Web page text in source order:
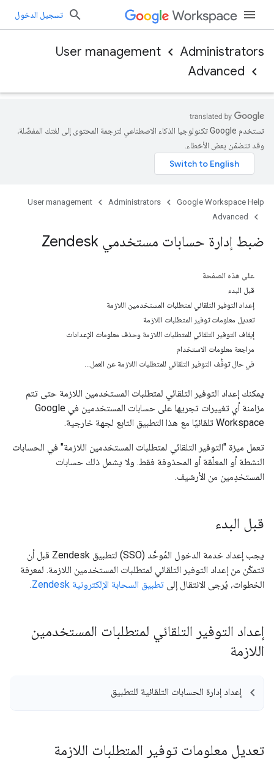
تسجيل الدخول
Administrators
User management
Advanced
تستخدم Google تكنولوجيا الذكاء الاصطناعي لترجمة المحتوى إلى لغتك المفضّلة،
وقد تتضمّن بعض الأخطاء.
Google Workspace Help
Administrators
User management
Advanced
ضبط إدارة حسابات مستخدمي Zendesk
على هذه الصفحة
قبل البدء
إعداد التوفير التلقائي لمتطلبات المستخدمين اللازمة
تعديل معلومات توفير المتطلبات اللازمة
إيقاف التوفير التلقائي للمتطلبات اللازمة وحذف معلومات الإعدادات
مراجعة معلومات الاستخدام
في حال توقُّف التوفير التلقائي للمتطلبات اللازمة عن العمل...
يمكنك إعداد التوفير التلقائي لمتطلبات المستخدمين اللازمة حتى تتم
مزامنة أي تغييرات تجريها على حسابات المستخدمين في Google
Workspace تلقائيًا مع هذا التطبيق التابع لجهة خارجية.
تعمل ميزة "التوفير التلقائي لمتطلبات المستخدمين اللازمة" في الحسابات
النشطة أو المعلّقة أو المحذوفة فقط. ولا يشمل ذلك حسابات
المستخدِمين من الأرشيف.
قبل البدء
يجب إعداد خدمة الدخول المُوحَّد (SSO) لتطبيق Zendesk قبل أن
تتمكّن من إعداد التوفير التلقائي لمتطلبات المستخدمين اللازمة. لمعرفة
الخطوات، يُرجى الانتقال إلى تطبيق السحابة الإلكترونية Zendesk .
إعداد التوفير التلقائي لمتطلبات المستخدمين
اللازمة
إعداد إدارة الحسابات التلقائية للتطبيق
تعديل معلومات توفير المتطلبات اللازمة